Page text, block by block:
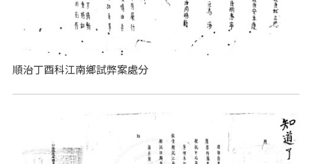
順治丁酉科江南鄉試弊案處分